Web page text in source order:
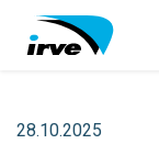
28.10.2025